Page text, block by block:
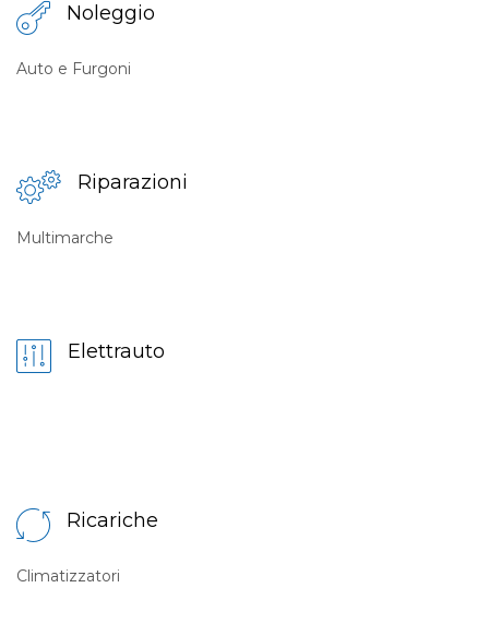
Noleggio
Auto e Furgoni
Riparazioni
Multimarche
Elettrauto
Ricariche
Climatizzatori